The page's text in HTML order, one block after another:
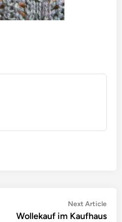
Next Article
Wollekauf im Kaufhaus